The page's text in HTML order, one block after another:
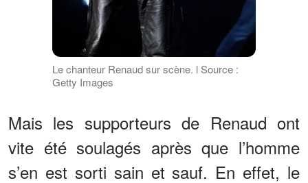
Le chanteur Renaud sur scène. l Source :
Getty Images
Mais les supporteurs de Renaud ont
vite été soulagés après que l’homme
s’en est sorti sain et sauf. En effet, le